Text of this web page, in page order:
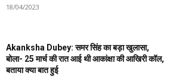
18/04/2023
Akanksha Dubey: समर सिंह का बड़ा खुलासा,
बोला- 25 मार्च की रात आई थी आकांक्षा की आखिरी कॉल,
बताया क्या बात हुई